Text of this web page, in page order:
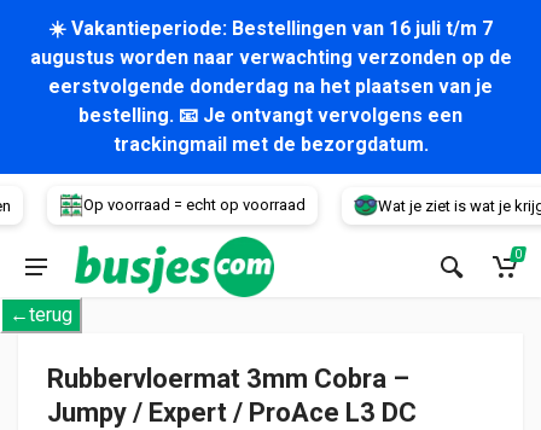
☀️ Vakantieperiode: Bestellingen van 16 juli t/m 7
augustus worden naar verwachting verzonden op de
eerstvolgende donderdag na het plaatsen van je
bestelling. 📧 Je ontvangt vervolgens een
trackingmail met de bezorgdatum.
Op voorraad = echt op voorraad Wat je ziet is wat je krijgt!
Voertuig
0
←terug
Rubbervloermat 3mm Cobra –
Jumpy / Expert / ProAce L3 DC